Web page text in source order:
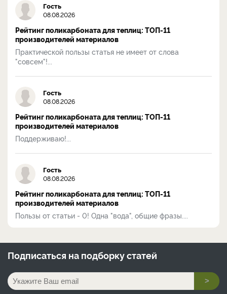
Гость
08.08.2026
Рейтинг поликарбоната для теплиц: ТОП-11
производителей материалов
Практической пользы статья не имеет от слова
"совсем"!...
Гость
08.08.2026
Рейтинг поликарбоната для теплиц: ТОП-11
производителей материалов
Поддерживаю!...
Гость
08.08.2026
Рейтинг поликарбоната для теплиц: ТОП-11
производителей материалов
Пользы от статьи - 0! Одна "вода", общие фразы....
Подписаться на подборку статей
>